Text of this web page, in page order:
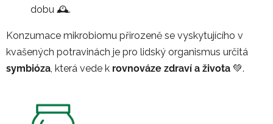
dobu 🕰️.
Konzumace mikrobiomu přirozeně se vyskytujícího v
kvašených potravinách je pro lidský organismus určitá
symbióza, která vede k rovnováze zdraví a života 💚.